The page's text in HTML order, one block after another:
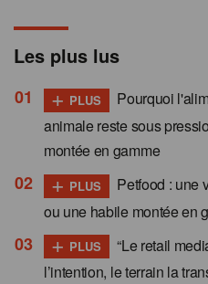
Les plus lus
+ PLUS
Pourquoi
animale reste sous
montée en gamme
+ PLUS
Petfood : une
ou une habile montée en
+ PLUS
“Le retail
l’intention, le terrain la